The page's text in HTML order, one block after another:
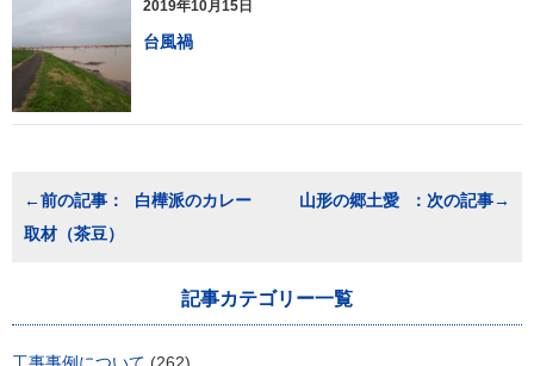
2019年10月15日
台風禍
ナ
シ
ョ
白樺派のカレー
取材（茶豆）
山形の郷土愛
記事カテゴリー一覧